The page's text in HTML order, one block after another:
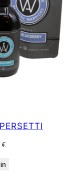
€Nykyinen
on: